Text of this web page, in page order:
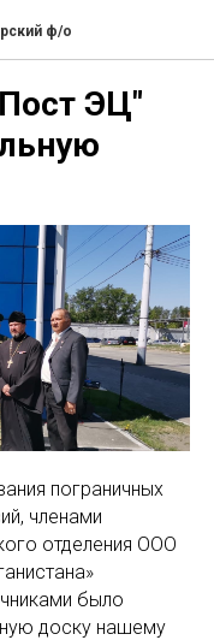
ф/о
ЭЦ"
пограничных
членами
отделения ООО
было
доску нашему